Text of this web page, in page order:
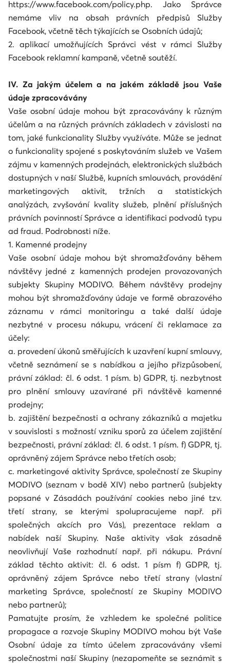
https://www.facebook.com/policy.php. Jako Správce
nemáme vliv na obsah právních předpisů Služby
Facebook, včetně těch týkajících se Osobních údajů;
2. aplikací umožňujících Správci vést v rámci Služby
Facebook reklamní kampaně, včetně soutěží.
IV. Za jakým účelem a na jakém základě jsou Vaše
údaje zpracovávány
Vaše osobní údaje mohou být zpracovávány k různým
účelům a na různých právních základech v závislosti na
tom, jaké funkcionality Služby využíváte. Může se jednat
o funkcionality spojené s poskytováním služeb ve Vašem
zájmu v kamenných prodejnách, elektronických službách
dostupných v naší Službě, kupních smlouvách, provádění
marketingových aktivit, tržních a statistických
analýzách, zvyšování kvality služeb, plnění příslušných
právních povinností Správce a identifikaci podvodů typu
ad fraud. Podrobnosti níže.
1. Kamenné prodejny
Vaše osobní údaje mohou být shromažďovány během
návštěvy jedné z kamenných prodejen provozovaných
subjekty Skupiny MODIVO. Během návštěvy prodejny
mohou být shromažďovány údaje ve formě obrazového
záznamu v rámci monitoringu a také další údaje
nezbytné v procesu nákupu, vrácení či reklamace za
účely:
a. provedení úkonů směřujících k uzavření kupní smlouvy,
včetně seznámení se s nabídkou a jejího přizpůsobení,
právní základ: čl. 6 odst. 1 písm. b) GDPR, tj. nezbytnost
pro plnění smlouvy uzavírané při návštěvě kamenné
prodejny;
b. zajištění bezpečnosti a ochrany zákazníků a majetku
v souvislosti s možností vzniku sporů za účelem zajištění
bezpečnosti, právní základ: čl. 6 odst. 1 písm. f) GDPR, tj.
oprávněný zájem Správce nebo třetích osob;
c. marketingové aktivity Správce, společností ze Skupiny
MODIVO (seznam v bodě XIV) nebo partnerů (subjekty
popsané v Zásadách používání cookies nebo jiné tzv.
třetí strany, se kterými spolupracujeme např. při
společných akcích pro Vás), prezentace reklam a
nabídek naší Skupiny. Naše aktivity však zásadně
neovlivňují Vaše rozhodnutí např. při nákupu. Právní
základ těchto aktivit: čl. 6 odst. 1 písm f) GDPR, tj.
oprávněný zájem Správce nebo třetí strany (vlastní
marketing Správce, společností ze Skupiny MODIVO
nebo partnerů);
Pamatujte prosím, že vzhledem ke společné politice
propagace a rozvoje Skupiny MODIVO mohou být Vaše
Osobní údaje za tímto účelem zpracovávány všemi
společnostmi naší Skupiny (nezapomeňte se seznámit s